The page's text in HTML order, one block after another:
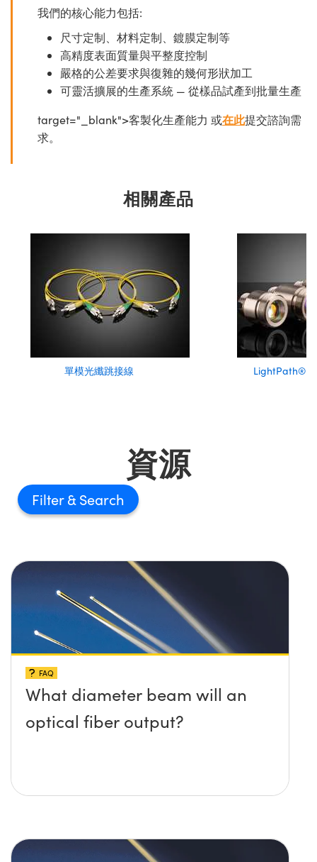
我們的核心能力包括:
尺寸定制、材料定制、鍍膜定制等
高精度表面質量與平整度控制
嚴格的公差要求與復雜的幾何形狀加工
可靈活擴展的生產系統 — 從樣品試產到批量生產
target="_blank">客製化生產能力 或在此提交諮詢需
求。
相關產品
單模光纖跳接線 LightPath®
資源
Filter
FAQ
What diameter beam will an
optical fiber output?